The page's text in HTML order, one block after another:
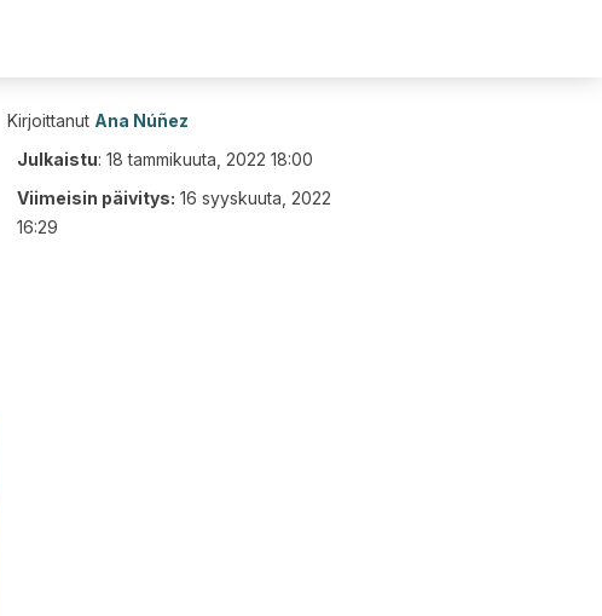
Kirjoittanut Ana Núñez
Julkaistu: 18 tammikuuta, 2022 18:00
Viimeisin päivitys: 16 syyskuuta, 2022
16:29